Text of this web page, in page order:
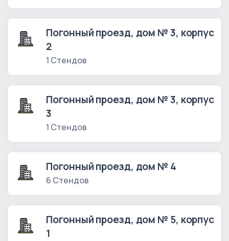
Погонный проезд, дом № 3, корпус
2
1 Стендов
Погонный проезд, дом № 3, корпус
3
1 Стендов
Погонный проезд, дом № 4
6 Стендов
Погонный проезд, дом № 5, корпус
1